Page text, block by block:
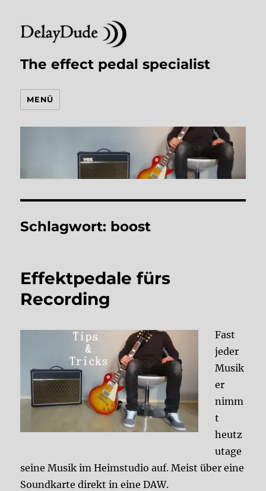
The effect pedal specialist
MENÜ
Schlagwort: boost
Effektpedale fürs
Recording
Fast
jeder
Musik
er
nimm
t
heutz
utage
seine Musik im Heimstudio auf. Meist über eine
Soundkarte direkt in eine DAW.